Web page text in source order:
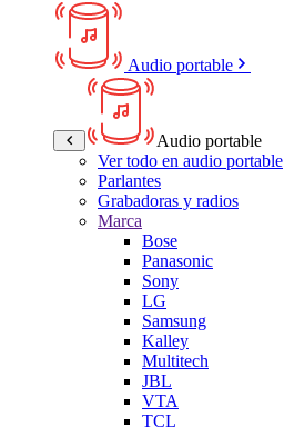
Audio portable
Audio portable
Ver todo en audio portable
Parlantes
Grabadoras y radios
Marca
Bose
Panasonic
Sony
LG
Samsung
Kalley
Multitech
JBL
VTA
TCL